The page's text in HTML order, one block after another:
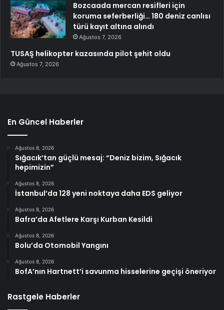
Bozcaada mercan resifleri için
koruma seferberliği… 180 deniz canlısı
türü kayıt altına alındı
Ağustos 7, 2026
TUSAŞ helikopter kazasında pilot şehit oldu
Ağustos 7, 2026
En Güncel Haberler
Ağustos 8, 2026
Sığacık’tan güçlü mesaj: “Deniz bizim, Sığacık
hepimizin”
Ağustos 8, 2026
İstanbul’da 128 yeni noktaya daha EDS geliyor
Ağustos 8, 2026
Bafra’da Afetlere Karşı Kurban Kesildi
Ağustos 8, 2026
Bolu’da Otomobil Yangını
Ağustos 8, 2026
BofA’nın Hartnett’i savunma hisselerine geçişi öneriyor
Rastgele Haberler